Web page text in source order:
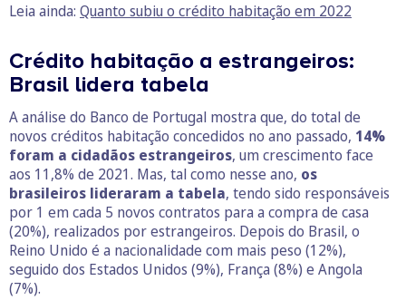
Leia ainda: Quanto subiu o crédito habitação em 2022
Crédito habitação a estrangeiros:
Brasil lidera tabela
A análise do Banco de Portugal mostra que, do total de
novos créditos habitação concedidos no ano passado, 14%
foram a cidadãos estrangeiros, um crescimento face
aos 11,8% de 2021. Mas, tal como nesse ano, os
brasileiros lideraram a tabela, tendo sido responsáveis
por 1 em cada 5 novos contratos para a compra de casa
(20%), realizados por estrangeiros. Depois do Brasil, o
Reino Unido é a nacionalidade com mais peso (12%),
seguido dos Estados Unidos (9%), França (8%) e Angola
(7%).